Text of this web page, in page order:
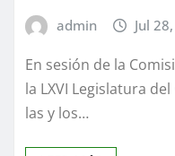
admin Jul
En sesión de la
la LXVI Legislatura
las y los…